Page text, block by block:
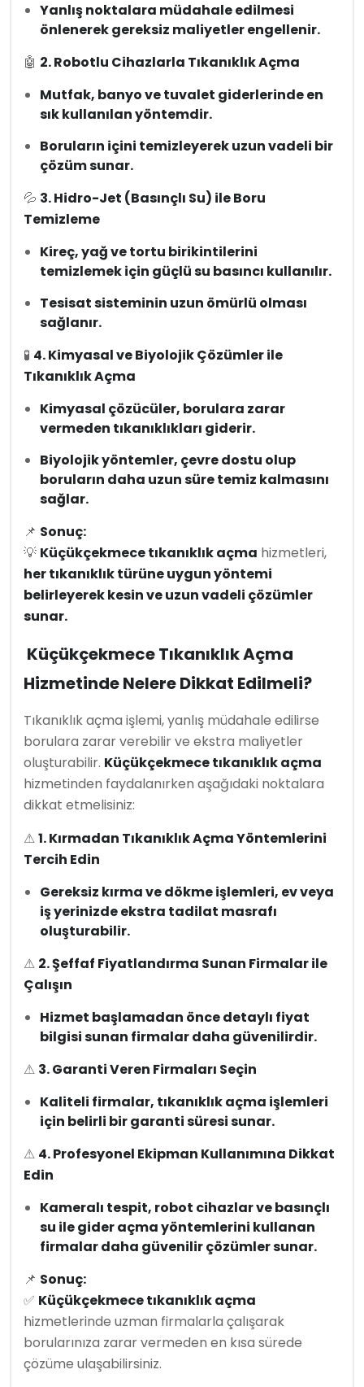
Yanlış noktalara müdahale edilmesi
önlenerek gereksiz maliyetler engellenir.
🤖 2. Robotlu Cihazlarla Tıkanıklık Açma
Mutfak, banyo ve tuvalet giderlerinde en
sık kullanılan yöntemdir.
Boruların içini temizleyerek uzun vadeli bir
çözüm sunar.
💦 3. Hidro-Jet (Basınçlı Su) ile Boru
Temizleme
Kireç, yağ ve tortu birikintilerini
temizlemek için güçlü su basıncı kullanılır.
Tesisat sisteminin uzun ömürlü olması
sağlanır.
🧪 4. Kimyasal ve Biyolojik Çözümler ile
Tıkanıklık Açma
Kimyasal çözücüler, borulara zarar
vermeden tıkanıklıkları giderir.
Biyolojik yöntemler, çevre dostu olup
boruların daha uzun süre temiz kalmasını
sağlar.
📌 Sonuç:
💡 Küçükçekmece tıkanıklık açma hizmetleri,
her tıkanıklık türüne uygun yöntemi
belirleyerek kesin ve uzun vadeli çözümler
sunar.
Küçükçekmece Tıkanıklık Açma
Hizmetinde Nelere Dikkat Edilmeli?
Tıkanıklık açma işlemi, yanlış müdahale edilirse
borulara zarar verebilir ve ekstra maliyetler
oluşturabilir. Küçükçekmece tıkanıklık açma
hizmetinden faydalanırken aşağıdaki noktalara
dikkat etmelisiniz:
⚠1. Kırmadan Tıkanıklık Açma Yöntemlerini
Tercih Edin
Gereksiz kırma ve dökme işlemleri, ev veya
iş yerinizde ekstra tadilat masrafı
oluşturabilir.
⚠ 2. Şeffaf Fiyatlandırma Sunan Firmalar ile
Çalışın
Hizmet başlamadan önce detaylı fiyat
bilgisi sunan firmalar daha güvenilirdir.
⚠ 3. Garanti Veren Firmaları Seçin
Kaliteli firmalar, tıkanıklık açma işlemleri
için belirli bir garanti süresi sunar.
⚠ 4. Profesyonel Ekipman Kullanımına Dikkat
Edin
Kameralı tespit, robot cihazlar ve basınçlı
su ile gider açma yöntemlerini kullanan
firmalar daha güvenilir çözümler sunar.
📌 Sonuç:
✅ Küçükçekmece tıkanıklık açma
hizmetlerinde uzman firmalarla çalışarak
borularınıza zarar vermeden en kısa sürede
çözüme ulaşabilirsiniz.